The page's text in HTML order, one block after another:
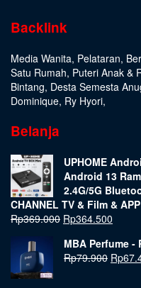
Backlink
Media Wanita, Pelataran,
Satu Rumah, Puteri Anak &
Bintang, Desta Semesta
Dominique, Ry Hyori,
Belanja
UPHOME
Android 13
2.4G/5G
CHANNEL TV & Film &
Rp369.000 Rp364.500
MBA Perfume -
Rp79.900 Rp